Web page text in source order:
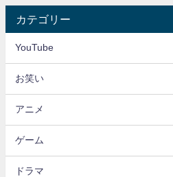
カテゴリー
YouTube
お笑い
アニメ
ゲーム
ドラマ